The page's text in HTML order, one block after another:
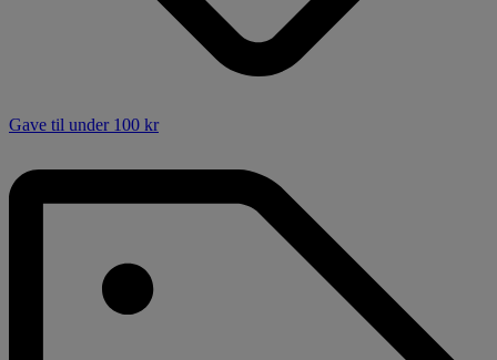
Gave til under 100 kr